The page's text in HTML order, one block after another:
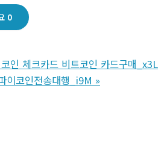
0
인 체크카드 비트코인 카드구매_x3L
코인전송대행_i9M »